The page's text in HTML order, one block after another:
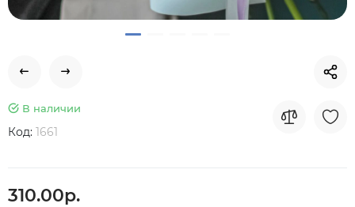
В наличии
Код: 1661
310.00р.